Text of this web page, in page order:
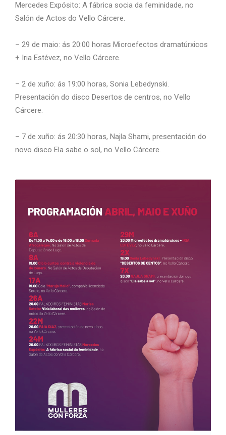
Mercedes Expósito: A fábrica socia da feminidade, no
Salón de Actos do Vello Cárcere.
– 29 de maio: ás 20:00 horas Microefectos dramatúrxicos
+ Iria Estévez, no Vello Cárcere.
– 2 de xuño: ás 19:00 horas, Sonia Lebedynski.
Presentación do disco Desertos de centros, no Vello
Cárcere.
– 7 de xuño: ás 20:30 horas, Najla Shami, presentación do
novo disco Ela sabe o sol, no Vello Cárcere.